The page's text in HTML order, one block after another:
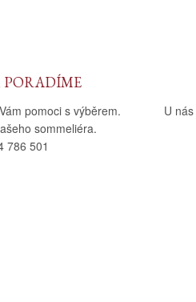
pomoci s výběrem.
sommeliéra.
786 501
U